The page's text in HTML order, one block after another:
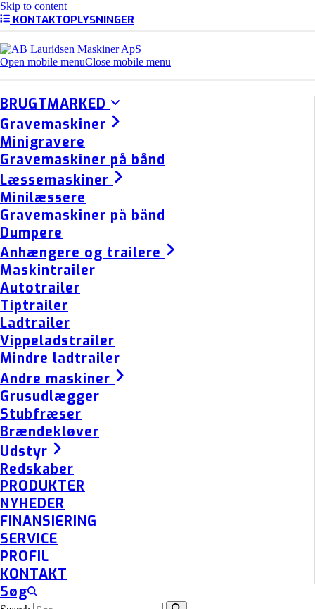
Skip to content
KONTAKTOPLYSNINGER
Open mobile menuClose mobile menu
BRUGTMARKED
Gravemaskiner
Minigravere
Gravemaskiner på bånd
Læssemaskiner
Minilæssere
Gravemaskiner på bånd
Dumpere
Anhængere og trailere
Maskintrailer
Autotrailer
Tiptrailer
Ladtrailer
Vippeladstrailer
Mindre ladtrailer
Andre maskiner
Grusudlægger
Stubfræser
Brændekløver
Udstyr
Redskaber
PRODUKTER
NYHEDER
FINANSIERING
SERVICE
PROFIL
KONTAKT
Søg